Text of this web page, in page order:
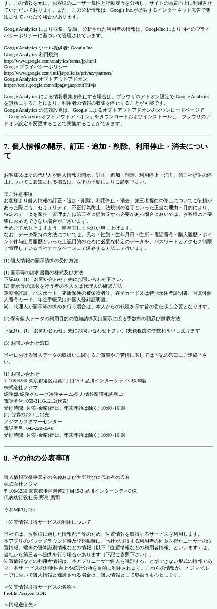
す。この情報を元に、お客様のユーザー属性と行動履歴を分析し、サイトの品質向上に利用させ
ていただいております。また、この分析情報は、Google Inc.が提供するインターネット広告で使
用させていただく場合があります。
Google Analytics により収集、記録、分析された利用者の情報は、GoogleInc.により同社のプライ
バシーポリシーに基づいて管理されています。
Google Analytics ツール提供者: Google Inc.
Google Analytics 利用規約:
http://www.google.com/analytics/terms/jp.html
Google プライバシーポリシー:
http://www.google.com/intl/ja/policies/privacy/partners/
Google Analytics オプトアウトアドオン:
https://tools.google.com/dlpage/gaoptout?hl=ja
Google Analytics による情報収集を停止する場合は、ブラウザのアドオン設定で Google Analytics
を無効にすることにより、利用者の情報の収集を停止することが可能です。
Google Analytics の無効設定は、Google によるオプトアウトアドオンのダウンロードページで
「GoogleAnalyticsオプトアウトアドオン」をダウンロードおよびインストールし、ブラウザのア
ドオン設定を変更することで実施することができます。
7. 個人情報の開示、訂正・追加・削除、利用停止・消去につい
て
お客様又はその代理人が個人情報の開示、訂正・追加・削除、利用停止・消去、第三社提供の停
止についてご要望される場合は、以下の手順によりご請求下さい。
※ご注意事項
お客様より個人情報の訂正・追加・削除、利用停止・消去、第三者提供の停止についてご依頼が
あった際にも、セキュリティ、不正行為防止、法規制の遵守といった正当な理由・目的により、
特定のデータを保持・管理または第三者に提供等する必要がある場合においては、お客様のご要
望にお応えできない場合がございます。
予めご了承頂きますよう、何卒宜しくお願い申し上げます。
なお、データ保持の方法については、氏名・性別・生年月日・住所・電話番号・購入履歴・ポイ
ント付与使用履歴といった上記目的のために必要な特定のデータを、パスワードとアクセス制限
で管理している当社データベースにて保存する方法にて行います。
(1) 個人情報の開示請求の受付方法
[1] 開示等の請求書面の様式及び方法
下記(3)、[1]「お問い合わせ」先にお問い合わせ下さい。
[2] 開示等の請求を行う者の本人又は代理人の確認方法
運転免許証、パスポート、健康保険の被保険者証、在留カード又は特別永住者証明書、写真付個
人番号カード、年金手帳又は外国人登録証明書。
尚、代理人が開示等の求めを行う場合は、本人からの代理を示す旨の委任状も必要となります。
(2) 保有個人データの利用目的の通知請求又は開示に係る手数料の額及び徴収方法
下記(3)、[1]「お問い合わせ」先にお問い合わせ下さい。(実費程度の手数料を申し受けます)
(3) お問い合わせ窓口
当社における個人データの取扱いに関するご質問やご苦情に関しては下記の窓口にご連絡下さ
い。
[1] お問い合わせ
〒108-6230 東京都港区港南2丁目15-3 品川インターシティC棟30階
株式会社ノジマ
総務部/総務グループ法務チーム(個人情報保護相談窓口)
電話番号: 050-3116-1212(代表)
受付時間: 月曜~金曜(祝日、年末年始は除く) 10:00~16:00
[2] 苦情のお申し出先
ノジマカスタマーセンター
電話番号: 045-228-3546
受付時間: 月曜~金曜(祝日、年末年始は除く) 10:00~16:00
8. その他の公表事項
個人情報取扱事業者の名称および住所並びに代表者の氏名
株式会社ノジマ
〒108-6230 東京都港区港南2丁目15-3 品川インターシティC棟
代表執行役社長 野島 廣司
令和8年3月2日
・位置情報取得サービスの利用について
当社では、お客様に適した情報配信等のため、位置情報を取得するサービスを利用します。
本アプリのバックグラウンド時及び起動時に、当社が取得する利用者の同意を得たユーザーの位
置情報、端末の個体識別情報などの情報（以下「位置情報などの利用者情報」といいます）は、
当社から第三者へ提供を行う場合があります（下記ご参照下さい）。
位置情報などの利用者情報は、本アプリユーザー個人を識別することができない形式の情報であ
り、本サ ービスの利便性向上や統計分析を目的に利用されます。これらの情報が、ノジマグル
ープにおいて個人情報と連携される場合は、個人情報として取扱うものとします。
＜位置情報取得サービスの名称＞
Profile Passport SDK
＜情報送信先＞